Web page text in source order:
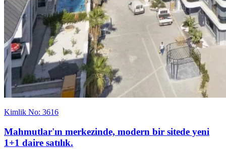
Kimlik No: 3616
Mahmutlar'ın merkezinde, modern bir sitede yeni
1+1 daire satılık.